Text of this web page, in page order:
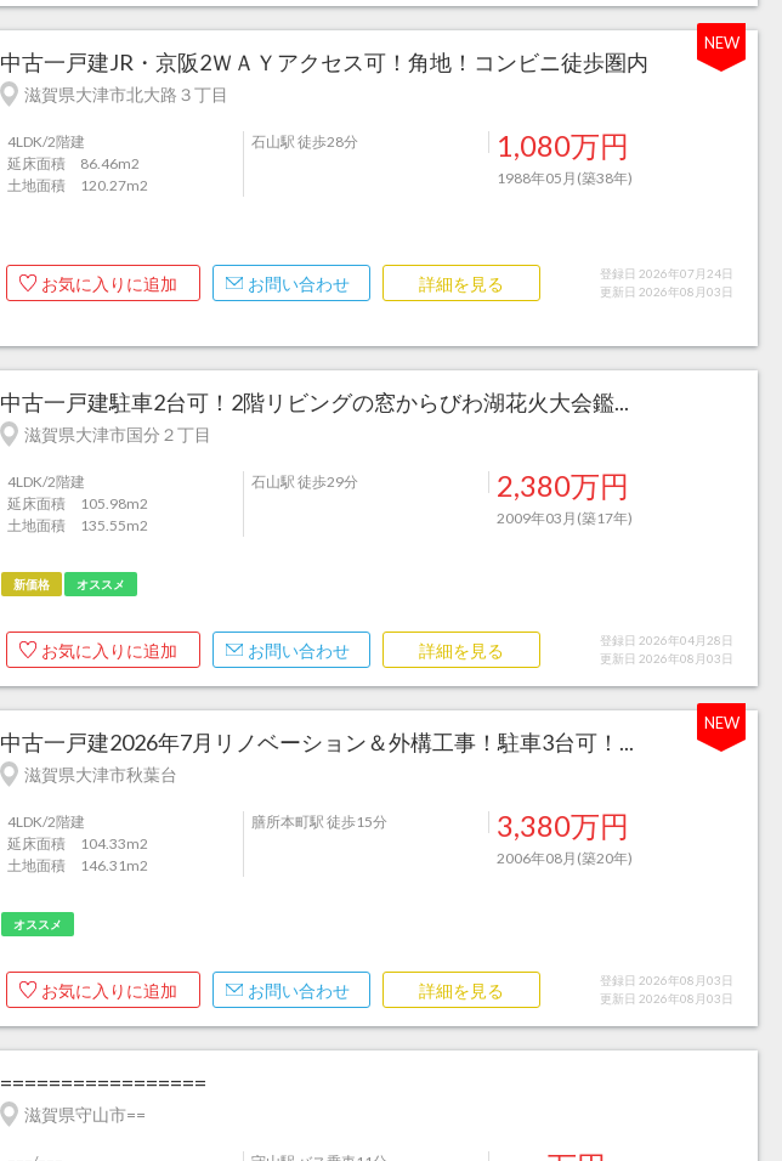
NEW
中古一戸建JR・京阪2ＷＡＹアクセス可！角地！コンビニ徒歩圏内
滋賀県大津市北大路３丁目
4LDK/2階建
延床面積 86.46m2
土地面積 120.27m2
石山駅 徒歩28分 1,080万円
1988年05月(築38年)
お気に入りに追加 お問い合わせ 詳細を見る
登録日 2026年07月24日
更新日 2026年08月03日
中古一戸建駐車2台可！2階リビングの窓からびわ湖花火大会鑑...
滋賀県大津市国分２丁目
4LDK/2階建
延床面積 105.98m2
土地面積 135.55m2
石山駅 徒歩29分 2,380万円
2009年03月(築17年)
新価格 オススメ
お気に入りに追加 お問い合わせ 詳細を見る
登録日 2026年04月28日
更新日 2026年08月03日
NEW
中古一戸建2026年7月リノベーション＆外構工事！駐車3台可！...
滋賀県大津市秋葉台
4LDK/2階建
延床面積 104.33m2
土地面積 146.31m2
膳所本町駅 徒歩15分 3,380万円
2006年08月(築20年)
オススメ
お気に入りに追加 お問い合わせ 詳細を見る
登録日 2026年08月03日
更新日 2026年08月03日
=================
滋賀県守山市==